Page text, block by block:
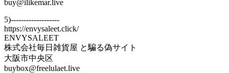
buy@ilikemar.live
5)-------------------
https://envysaleet.click/
ENVYSALEET
株式会社毎日雑貨屋 と騙る偽サイト
大阪市中央区
buybox@freelulaet.live